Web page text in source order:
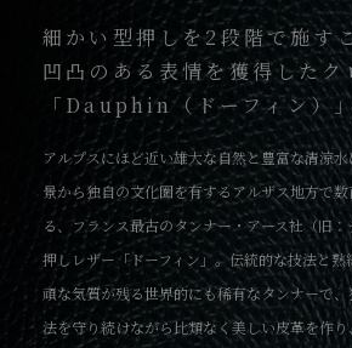
細かい型押しを2段階で施す
凹凸のある表情を獲得したク
「Dauphin（ドーフィン）
アルプスにほど近い雄大な自然と豊富な清涼
景から独自の文化圏を有するアルザス地方で
る、フランス最古のタンナー・アース社（旧
押しレザー「ドーフィン」。伝統的な技法と熟
頑な気質が残る世界的にも稀有なタンナーで
法を守り続けながら比類なく美しい皮革を作